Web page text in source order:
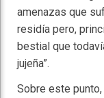
amenazas que
residía pero,
bestial que
jujeña”.
Sobre este